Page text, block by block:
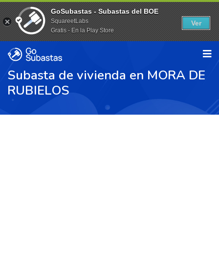
Subasta de vivienda en MORA DE
RUBIELOS
GoSubastas - Subastas del BOE
SquareetLabs
Gratis - En la Play Store
Ver